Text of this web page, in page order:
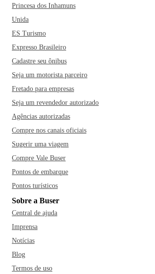
Princesa dos Inhamuns
Unida
ES Turismo
Expresso Brasileiro
Cadastre seu ônibus
Seja um motorista parceiro
Fretado para empresas
Seja um revendedor autorizado
Agências autorizadas
Compre nos canais oficiais
Sugerir uma viagem
Compre Vale Buser
Pontos de embarque
Pontos turísticos
Sobre a Buser
Central de ajuda
Imprensa
Notícias
Blog
Termos de uso